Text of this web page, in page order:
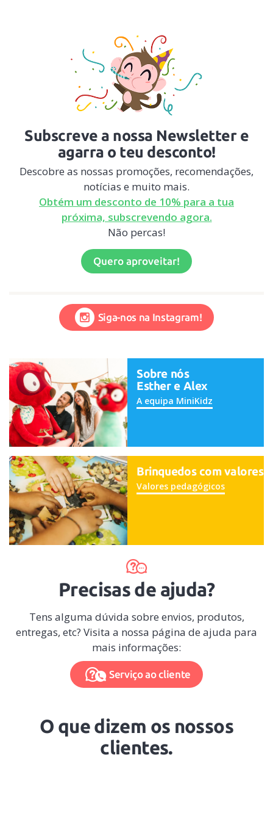
Subscreve a nossa Newsletter e
agarra o teu desconto!
Descobre as nossas promoções, recomendações,
notícias e muito mais.
Obtém um desconto de 10% para a tua
próxima, subscrevendo agora.
Não percas!
Quero aproveitar!
Siga-nos na Instagram!
Sobre nós
Esther e Alex
A equipa MiniKidz
Brinquedos com valores
Valores pedagógicos
Precisas de ajuda?
Tens alguma dúvida sobre envios, produtos,
entregas, etc? Visita a nossa página de ajuda para
mais informações:
Serviço ao cliente
O que dizem os nossos
clientes.